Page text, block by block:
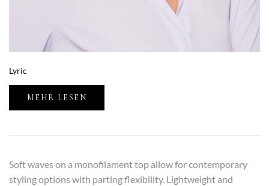
Lyric
MEHR LESEN
Soft waves on a monofilament top allow for contemporary
styling options with parting flexibility. Lightweight and